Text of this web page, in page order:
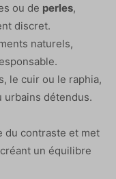
ou de perles,
discret.
naturels,
le cuir ou le raphia,
urbains détendus.
du contraste et met
un équilibre